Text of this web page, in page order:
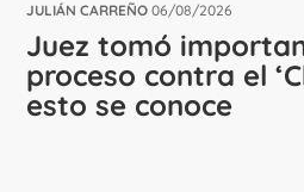
JULIÁN CARREÑO 06/08/2026
Juez tomó
proceso contra el
esto se conoce